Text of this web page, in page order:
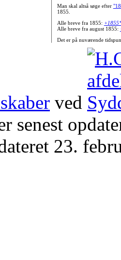
Man skal altså søge efter
1855.
Alle breve fra 1855:
Alle breve fra august 1855:
Det er på nuværende
ved
senest
23.